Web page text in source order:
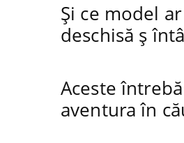
Și ce model
deschisă ș
Aceste
aventura în